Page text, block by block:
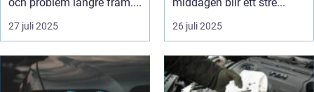
27 juli 2025 26 juli 2025